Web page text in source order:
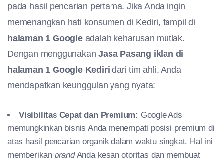
pada hasil pencarian pertama. Jika Anda ingin
memenangkan hati konsumen di Kediri, tampil di
halaman 1 Googleadalah keharusan mutlak.
Dengan menggunakanJasa Pasang iklan di
halaman 1 Google Kediri dari tim ahli, Anda
mendapatkan keunggulan yang nyata:
Visibilitas Cepat dan Premium: Google Ads
memungkinkan bisnis Anda menempati posisi premium di
atas hasil pencarian organik dalam waktu singkat. Hal ini
memberikan brandAnda kesan otoritas dan membuat